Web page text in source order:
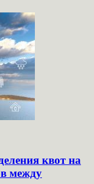
квот на
между